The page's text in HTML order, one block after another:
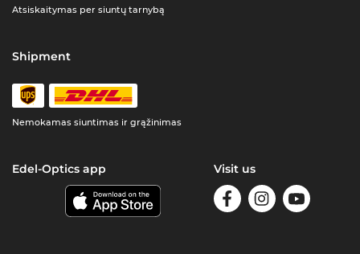
Atsiskaitymas per siuntų tarnybą
Shipment
Nemokamas siuntimas ir grąžinimas
Edel-Optics app Visit us